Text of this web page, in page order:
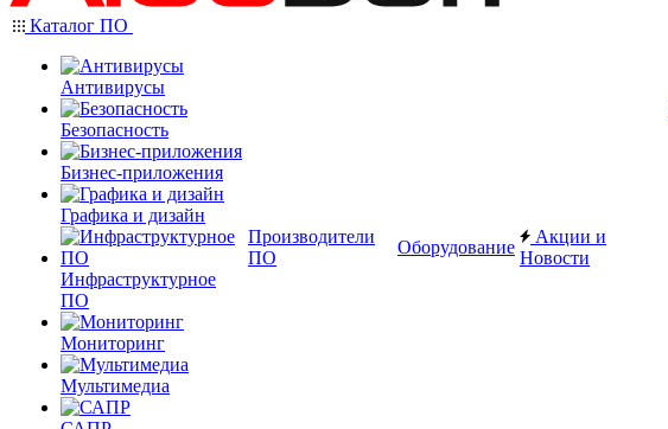
Каталог ПО
Антивирусы
Безопасность
Бизнес-приложения
Графика и дизайн
Инфраструктурное
ПО
Мониторинг
Мультимедиа
Производители
ПО
Оборудование
Акции и
Новости